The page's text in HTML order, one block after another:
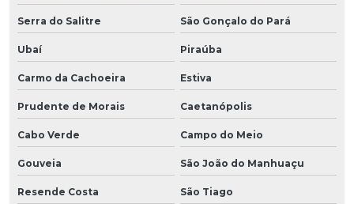
Serra do Salitre São Gonçalo do Pará
Ubaí Piraúba
Carmo da Cachoeira Estiva
Prudente de Morais Caetanópolis
Cabo Verde Campo do Meio
Gouveia São João do Manhuaçu
Resende Costa São Tiago